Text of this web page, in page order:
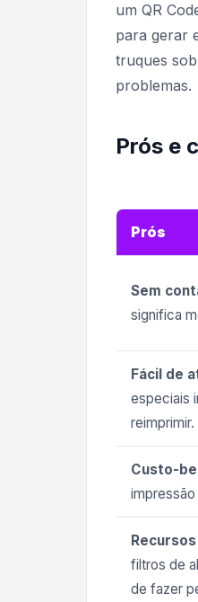
um QR
para gerar
truques
problemas.
Prós e
Prós
Sem
significa
Fácil de
especiais
reimprimir.
Custo-
filtros de
de fazer